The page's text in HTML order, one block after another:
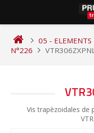
content
05 - ELEMENTS
N°226
Vis trapèzoidales de
NAVIGATION